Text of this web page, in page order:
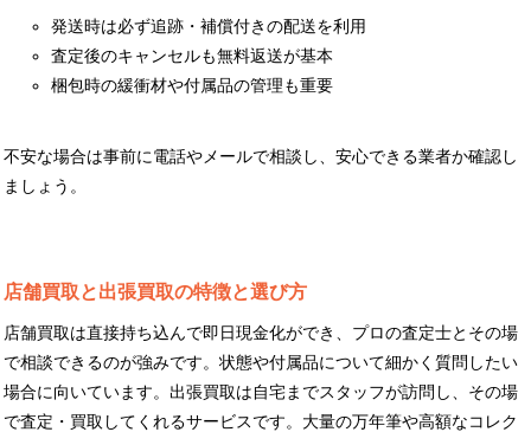
発送時は必ず追跡・補償付きの配送を利用
査定後のキャンセルも無料返送が基本
梱包時の緩衝材や付属品の管理も重要
不安な場合は事前に電話やメールで相談し、安心できる業者か確認し
ましょう。
店舗買取と出張買取の特徴と選び方
店舗買取は直接持ち込んで即日現金化ができ、プロの査定士とその場
で相談できるのが強みです。状態や付属品について細かく質問したい
場合に向いています。出張買取は自宅までスタッフが訪問し、その場
で査定・買取してくれるサービスです。大量の万年筆や高額なコレク